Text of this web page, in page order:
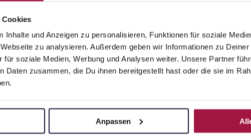
Cookies
Inhalte und Anzeigen zu personalisieren, Funktionen für soziale
zu analysieren. Außerdem geben wir Informationen zu
für soziale Medien, Werbung und Analysen weiter. Unsere Partner
Daten zusammen, die Du ihnen bereitgestellt hast oder die sie im
Anpassen